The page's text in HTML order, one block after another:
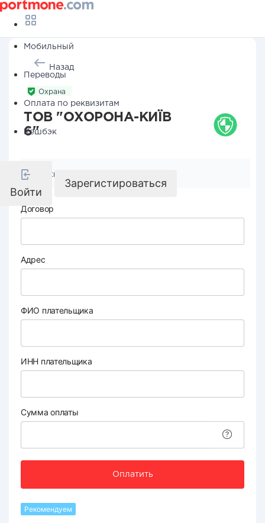
Мобильный
Переводы
Оплата по реквизитам
Кешбэк
Войти
Зарегистироваться
Назад
Охрана
ТОВ "ОХОРОНА-КИЇВ
6"
Реквизиты компании
Договор
Адрес
ФИО плательщика
ИНН плательщика
Сумма оплаты
Оплатить
Рекомендуем